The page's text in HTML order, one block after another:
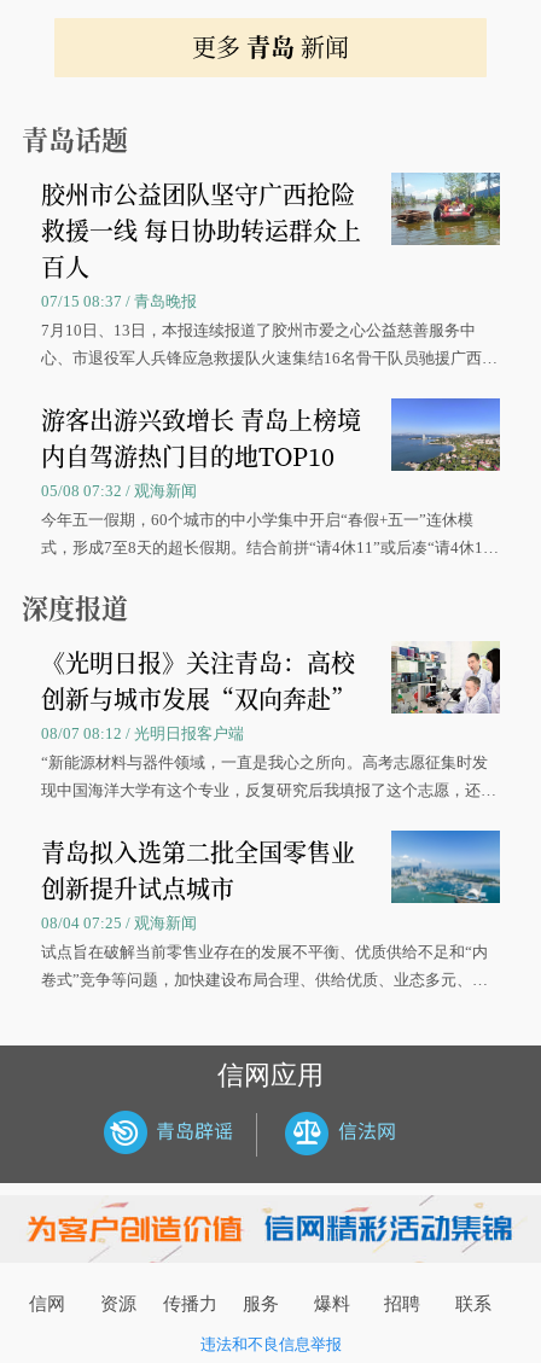
更多 青岛 新闻
青岛话题
胶州市公益团队坚守广西抢险
救援一线 每日协助转运群众上
百人
07/15 08:37 / 青岛晚报
7月10日、13日，本报连续报道了胶州市爱之心公益慈善服务中
心、市退役军人兵锋应急救援队火速集结16名骨干队员驰援广西灾
游客出游兴致增长 青岛上榜境
内自驾游热门目的地TOP10
05/08 07:32 / 观海新闻
今年五一假期，60个城市的中小学集中开启“春假+五一”连休模
式，形成7至8天的超长假期。结合前拼“请4休11”或后凑“请4休1
深度报道
《光明日报》关注青岛：高校
创新与城市发展“双向奔赴”
08/07 08:12 / 光明日报客户端
“新能源材料与器件领域，一直是我心之所向。高考志愿征集时发
现中国海洋大学有这个专业，反复研究后我填报了这个志愿，还真
大学材料科学与工程学院材料类专业的录取通知书。
青岛拟入选第二批全国零售业
创新提升试点城市
08/04 07:25 / 观海新闻
试点旨在破解当前零售业存在的发展不平衡、优质供给不足和“内
卷式”竞争等问题，加快建设布局合理、供给优质、业态多元、智
信网应用
信网 资源 传播力 服务 爆料 招聘 联系
违法和不良信息举报